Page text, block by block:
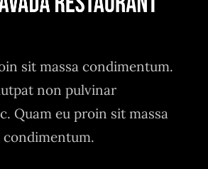
sit massa condimentum.
non pulvinar
Quam eu proin sit massa
condimentum.